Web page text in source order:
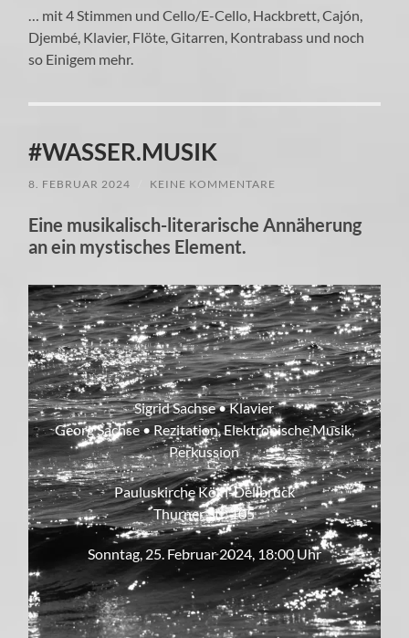
… mit 4 Stimmen und Cello/E-Cello, Hackbrett, Cajón,
Djembé, Klavier, Flöte, Gitarren, Kontrabass und noch
so Einigem mehr.
#WASSER.MUSIK
8. FEBRUAR 2024 KEINE KOMMENTARE
Eine musikalisch-literarische Annäherung
an ein mystisches Element.
Sigrid Sachse • Klavier
Georg Sachse • Rezitation, Elektronische Musik,
Perkussion
Pauluskirche Köln-Dellbrück
Thurner Str. 105
Sonntag, 25. Februar 2024, 18:00 Uhr